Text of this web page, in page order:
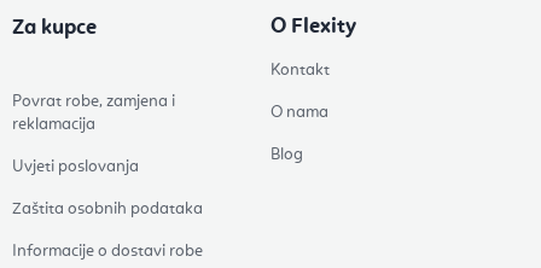
Za kupce
Povrat robe, zamjena i
reklamacija
Uvjeti poslovanja
Zaštita osobnih podataka
Informacije o dostavi robe
O Flexity
Kontakt
O nama
Blog